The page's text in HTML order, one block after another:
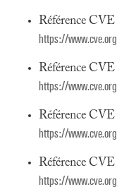
Référence
https://
Référence
https://
Référence
https://
Référence
https://